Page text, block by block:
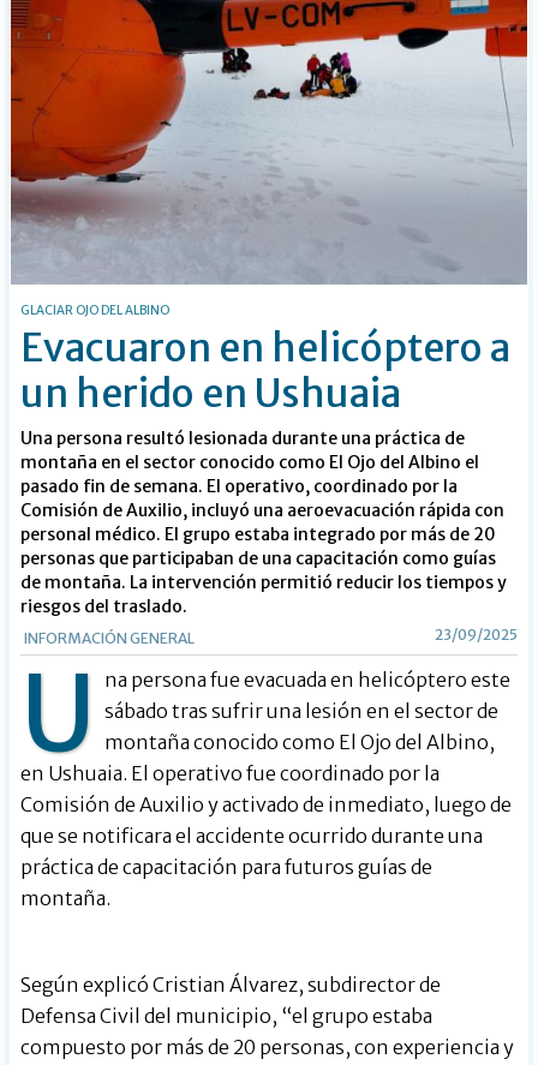
GLACIAR OJO DEL ALBINO
Evacuaron en helicóptero a
un herido en Ushuaia
Una persona resultó lesionada durante una práctica de
montaña en el sector conocido como El Ojo del Albino el
pasado fin de semana. El operativo, coordinado por la
Comisión de Auxilio, incluyó una aeroevacuación rápida con
personal médico. El grupo estaba integrado por más de 20
personas que participaban de una capacitación como guías
de montaña. La intervención permitió reducir los tiempos y
riesgos del traslado.
INFORMACIÓN GENERAL 23/09/2025
U
na persona fue evacuada en helicóptero este
sábado tras sufrir una lesión en el sector de
montaña conocido como El Ojo del Albino,
en Ushuaia. El operativo fue coordinado por la
Comisión de Auxilio y activado de inmediato, luego de
que se notificara el accidente ocurrido durante una
práctica de capacitación para futuros guías de
montaña.
Según explicó Cristian Álvarez, subdirector de
Defensa Civil del municipio, “el grupo estaba
compuesto por más de 20 personas, con experiencia y